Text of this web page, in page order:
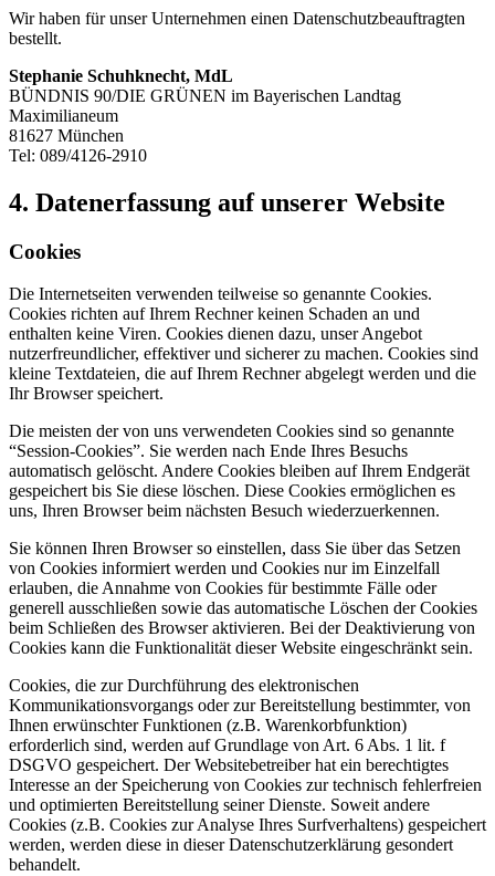
Wir haben für unser Unternehmen einen Datenschutzbeauftragten
bestellt.
Stephanie Schuhknecht, MdL
BÜNDNIS 90/DIE GRÜNEN im Bayerischen Landtag
Maximilianeum
81627 München
Tel: 089/4126-2910
4. Daten­erfassung auf unserer Website
Cookies
Die Internetseiten verwenden teilweise so genannte Cookies.
Cookies richten auf Ihrem Rechner keinen Schaden an und
enthalten keine Viren. Cookies dienen dazu, unser Angebot
nutzerfreundlicher, effektiver und sicherer zu machen. Cookies sind
kleine Textdateien, die auf Ihrem Rechner abgelegt werden und die
Ihr Browser speichert.
Die meisten der von uns verwendeten Cookies sind so genannte
“Session-Cookies”. Sie werden nach Ende Ihres Besuchs
automatisch gelöscht. Andere Cookies bleiben auf Ihrem Endgerät
gespeichert bis Sie diese löschen. Diese Cookies ermöglichen es
uns, Ihren Browser beim nächsten Besuch wiederzuerkennen.
Sie können Ihren Browser so einstellen, dass Sie über das Setzen
von Cookies informiert werden und Cookies nur im Einzelfall
erlauben, die Annahme von Cookies für bestimmte Fälle oder
generell ausschließen sowie das automatische Löschen der Cookies
beim Schließen des Browser aktivieren. Bei der Deaktivierung von
Cookies kann die Funktionalität dieser Website eingeschränkt sein.
Cookies, die zur Durchführung des elektronischen
Kommunikationsvorgangs oder zur Bereitstellung bestimmter, von
Ihnen erwünschter Funktionen (z.B. Warenkorbfunktion)
erforderlich sind, werden auf Grundlage von Art. 6 Abs. 1 lit. f
DSGVO gespeichert. Der Websitebetreiber hat ein berechtigtes
Interesse an der Speicherung von Cookies zur technisch fehlerfreien
und optimierten Bereitstellung seiner Dienste. Soweit andere
Cookies (z.B. Cookies zur Analyse Ihres Surfverhaltens) gespeichert
werden, werden diese in dieser Datenschutzerklärung gesondert
behandelt.